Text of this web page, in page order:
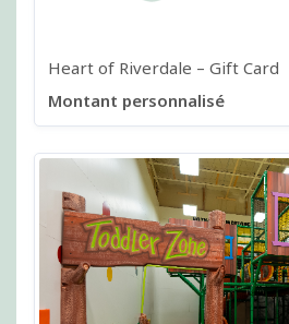
Heart of Riverdale – Gift Card
Montant personnalisé